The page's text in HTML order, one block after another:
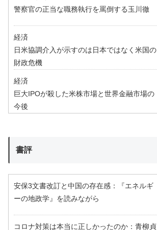
警察官の正当な職務執行を罵倒する玉川徹
経済
日米協調介入が示すのは日本ではなく米国の
財政危機
経済
巨大IPOが殺した米株市場と世界金融市場の
今後
書評
安保3文書改訂と中国の存在感：『エネルギ
ーの地政学』を読みながら
コロナ対策は本当に正しかったのか：青柳貞